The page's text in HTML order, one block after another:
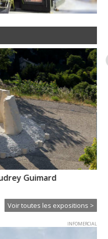
Guimard
Voir toutes les expositions >
INFOMERCIAL